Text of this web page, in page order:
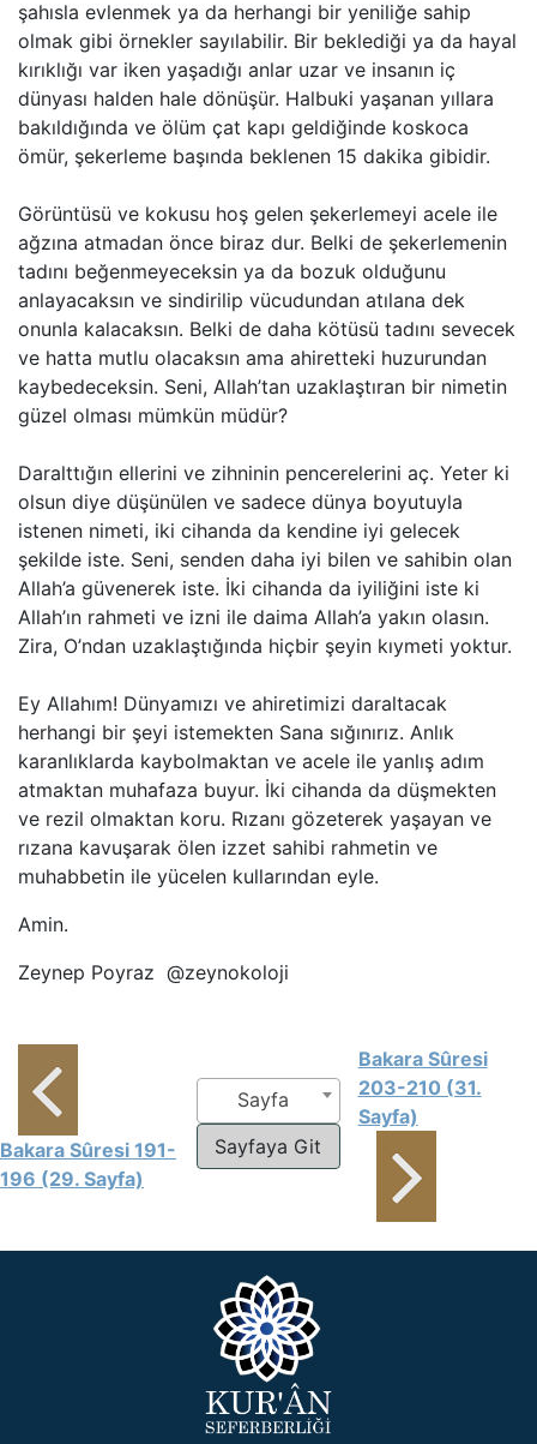
şahısla evlenmek ya da herhangi bir yeniliğe sahip
olmak gibi örnekler sayılabilir. Bir beklediği ya da hayal
kırıklığı var iken yaşadığı anlar uzar ve insanın iç
dünyası halden hale dönüşür. Halbuki yaşanan yıllara
bakıldığında ve ölüm çat kapı geldiğinde koskoca
ömür, şekerleme başında beklenen 15 dakika gibidir.
Görüntüsü ve kokusu hoş gelen şekerlemeyi acele ile
ağzına atmadan önce biraz dur. Belki de şekerlemenin
tadını beğenmeyeceksin ya da bozuk olduğunu
anlayacaksın ve sindirilip vücudundan atılana dek
onunla kalacaksın. Belki de daha kötüsü tadını sevecek
ve hatta mutlu olacaksın ama ahiretteki huzurundan
kaybedeceksin. Seni, Allah’tan uzaklaştıran bir nimetin
güzel olması mümkün müdür?
Daralttığın ellerini ve zihninin pencerelerini aç. Yeter ki
olsun diye düşünülen ve sadece dünya boyutuyla
istenen nimeti, iki cihanda da kendine iyi gelecek
şekilde iste. Seni, senden daha iyi bilen ve sahibin olan
Allah’a güvenerek iste. İki cihanda da iyiliğini iste ki
Allah’ın rahmeti ve izni ile daima Allah’a yakın olasın.
Zira, O’ndan uzaklaştığında hiçbir şeyin kıymeti yoktur.
Ey Allahım! Dünyamızı ve ahiretimizi daraltacak
herhangi bir şeyi istemekten Sana sığınırız. Anlık
karanlıklarda kaybolmaktan ve acele ile yanlış adım
atmaktan muhafaza buyur. İki cihanda da düşmekten
ve rezil olmaktan koru. Rızanı gözeterek yaşayan ve
rızana kavuşarak ölen izzet sahibi rahmetin ve
muhabbetin ile yücelen kullarından eyle.
Amin.
Zeynep Poyraz @zeynokoloji
Bakara Sûresi 191-
196 (29. Sayfa)
Sayfa
Bakara Sûresi
203-210 (31.
Sayfa)